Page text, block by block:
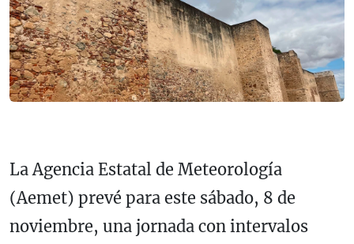
La Agencia Estatal de Meteorología
(Aemet) prevé para este sábado, 8 de
noviembre, una jornada con intervalos